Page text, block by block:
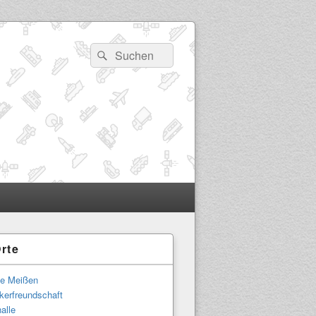
Suchen
nach:
Suchen
Meißen